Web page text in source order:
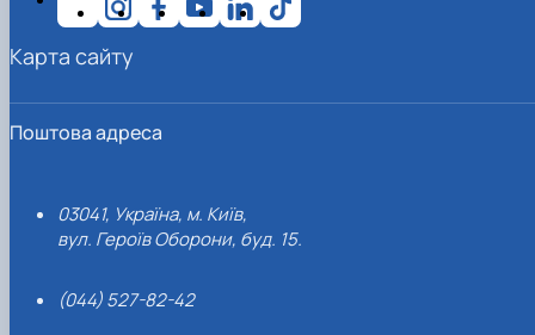
Поштова адреса
03041, Україна, м. Київ,
вул. Героїв Оборони, буд. 15.
(044) 527-82-42
Карта сайту